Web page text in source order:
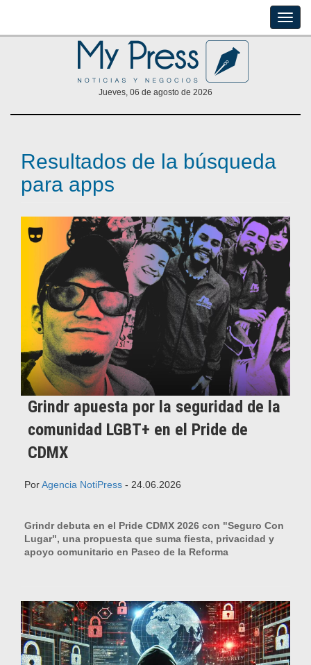
Toggle
Jueves, 06 de agosto de 2026
Resultados de la búsqueda
para apps
Grindr apuesta por la seguridad de la
comunidad LGBT+ en el Pride de
CDMX
PorAgencia NotiPress - 24.06.2026
Grindr debuta en el Pride CDMX 2026 con "Seguro Con
Lugar", una propuesta que suma fiesta, privacidad y
apoyo comunitario en Paseo de la Reforma